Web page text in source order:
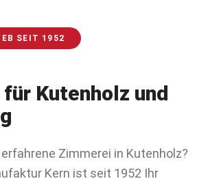
SEIT 1952
für Kutenholz und
Zimmerei in Kutenholz?
Kern ist seit 1952 Ihr